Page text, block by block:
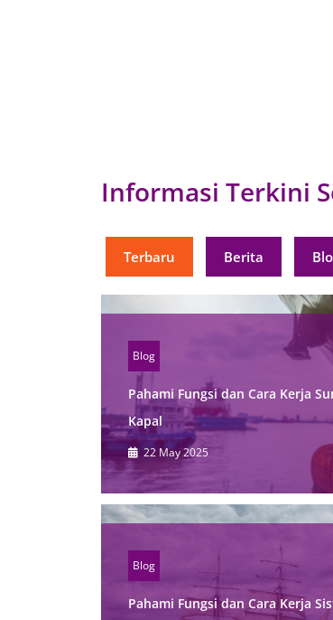
Informasi Terkini
Terbaru Berita
Blog
Pahami Fungsi dan Cara Kerja
Kapal
22 May 2025
Blog
Pahami Fungsi dan Cara Kerja